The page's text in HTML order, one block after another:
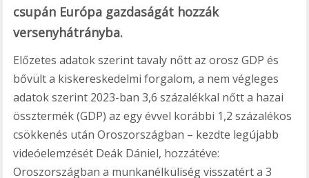
csupán Európa gazdaságát hozzák
versenyhátrányba.
Előzetes adatok szerint tavaly nőtt az orosz GDP és
bővült a kiskereskedelmi forgalom, a nem végleges
adatok szerint 2023-ban 3,6 százalékkal nőtt a hazai
össztermék (GDP) az egy évvel korábbi 1,2 százalékos
csökkenés után Oroszországban – kezdte legújabb
videóelemzését Deák Dániel, hozzátéve:
Oroszországban a munkanélküliség visszatért a 3